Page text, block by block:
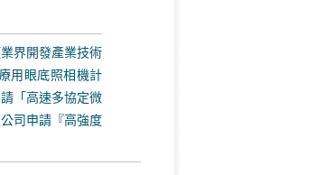
界開發產業技術
用眼底照相機計
「高速多協定微
司申請『高強度